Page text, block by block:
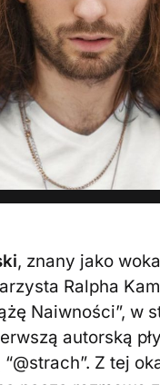
, znany jako
Ralpha
Naiwności”, w
autorską
Z tej